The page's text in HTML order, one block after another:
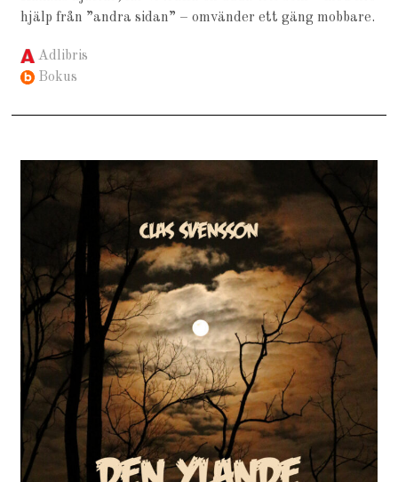
hjälp från ”andra sidan” – omvänder ett gäng mobbare.
Adlibris
Bokus